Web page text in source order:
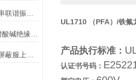
3mm耐高温绝缘胶垫5mm耐酸碱绝缘胶垫6mm耐油绝缘胶垫
UL1710 （PFA）/铁氟
产品执行标准：
认证书号码：